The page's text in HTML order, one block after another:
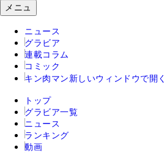
メニュ
ニュース
グラビア
連載コラム
コミック
キン肉マン 新しいウィンドウで開く
トップ
グラビア一覧
ニュース
ランキング
動画